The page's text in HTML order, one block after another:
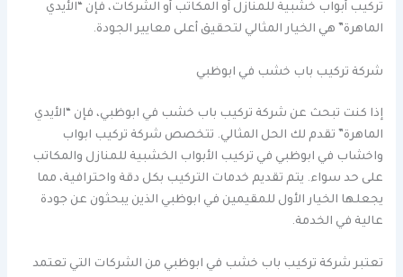
تركيب أبواب خشبية للمنازل أو المكاتب أو الشركات، فإن “الأيدي
الماهرة” هي الخيار المثالي لتحقيق أعلى معايير الجودة.
شركة تركيب باب خشب في ابوظبي
إذا كنت تبحث عن شركة تركيب باب خشب في ابوظبي، فإن “الأيدي
الماهرة” تقدم لك الحل المثالي. تتخصص شركة تركيب ابواب
واخشاب في ابوظبي في تركيب الأبواب الخشبية للمنازل والمكاتب
على حد سواء. يتم تقديم خدمات التركيب بكل دقة واحترافية، مما
يجعلها الخيار الأول للمقيمين في ابوظبي الذين يبحثون عن جودة
عالية في الخدمة.
تعتبر شركة تركيب باب خشب في ابوظبي من الشركات التي تعتمد